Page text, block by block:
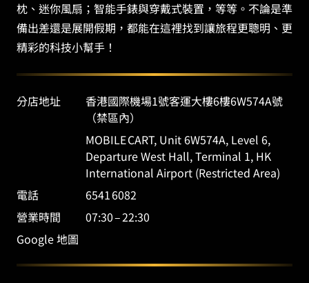
枕、迷你風扇；智能手錶與穿戴式裝置，等等。不論是準
備出差還是展開假期，都能在這裡找到讓旅程更聰明、更
精彩的科技小幫手！
分店地址
香港國際機場1號客運大樓6樓6W574A號
（禁區內）
MOBILE CART, Unit 6W574A, Level 6,
Departure West Hall, Terminal 1, HK
International Airport (Restricted Area)
電話
6541 6082
營業時間
07:30 – 22:30
Google 地圖